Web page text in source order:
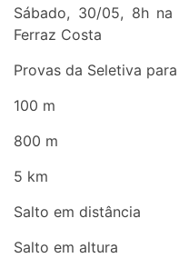
Sábado, 30/05, 8h
Ferraz Costa
Provas da Seletiva
100 m
800 m
5 km
Salto em distância
Salto em altura